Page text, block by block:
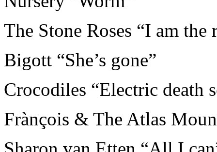
The Stone Roses “I am the
Bigott “She’s gone”
Crocodiles “Electric death
Frànçois & The Atlas